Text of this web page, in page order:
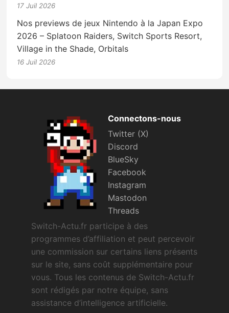
17 Juil 2026
Nos previews de jeux Nintendo à la Japan Expo
2026 – Splatoon Raiders, Switch Sports Resort,
Village in the Shade, Orbitals
16 Juil 2026
Connectons-nous
Twitter (X)
Discord
BlueSky
Facebook
Instagram
Mastodon
Threads
Switch-Actu.fr participe à des
programmes d’affiliation et peut percevoir
une commission sur certains liens présents
sur le site, sans coût supplémentaire pour
vous. Tous les contenus de Switch-Actu.fr
sont rédigés par notre équipe, sans
assistance d’intelligence artificielle.